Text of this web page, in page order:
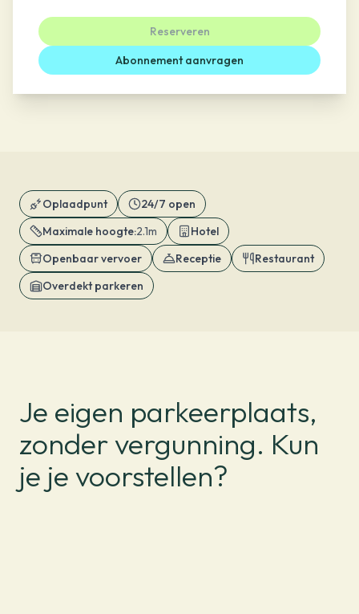
Reserveren
Abonnement aanvragen
Oplaadpunt
24/7 open
Maximale hoogte:2.1m
Hotel
Openbaar vervoer
Receptie
Restaurant
Overdekt parkeren
Je eigen parkeerplaats,
zonder vergunning. Kun
je je voorstellen?